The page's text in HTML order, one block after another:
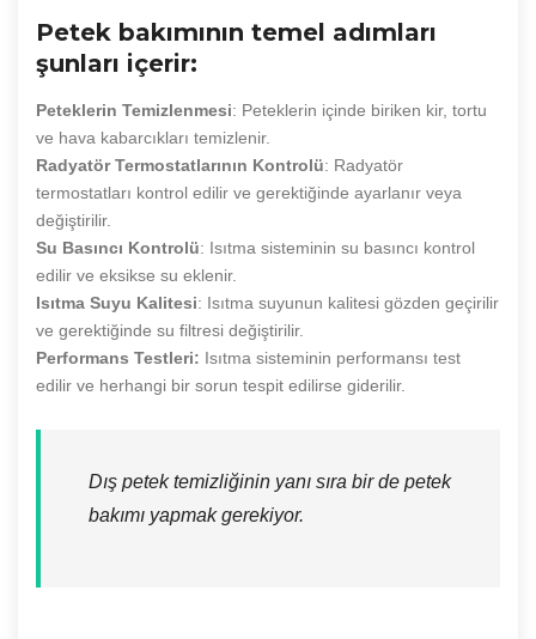
Petek bakımının temel adımları
şunları içerir:
Peteklerin Temizlenmesi: Peteklerin içinde biriken kir, tortu
ve hava kabarcıkları temizlenir.
Radyatör Termostatlarının Kontrolü: Radyatör
termostatları kontrol edilir ve gerektiğinde ayarlanır veya
değiştirilir.
Su Basıncı Kontrolü: Isıtma sisteminin su basıncı kontrol
edilir ve eksikse su eklenir.
Isıtma Suyu Kalitesi: Isıtma suyunun kalitesi gözden geçirilir
ve gerektiğinde su filtresi değiştirilir.
Performans Testleri: Isıtma sisteminin performansı test
edilir ve herhangi bir sorun tespit edilirse giderilir.
Dış petek temizliğinin yanı sıra bir de petek
bakımı yapmak gerekiyor.